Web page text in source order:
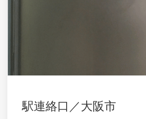
駅連絡口／大阪市